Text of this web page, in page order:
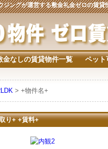
ングが運営する敷金礼金ゼロの賃貸
金なしの賃貸物件一覧 ペット
> +物件名+
り+ +賃料+